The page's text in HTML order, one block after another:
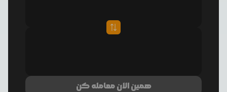
همین الان معامله کن